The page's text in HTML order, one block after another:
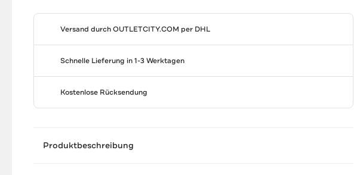
Versand durchOUTLETCITY.COM per DHL
Schnelle Lieferung in 1-3 Werktagen
Kostenlose Rücksendung
Produktbeschreibung